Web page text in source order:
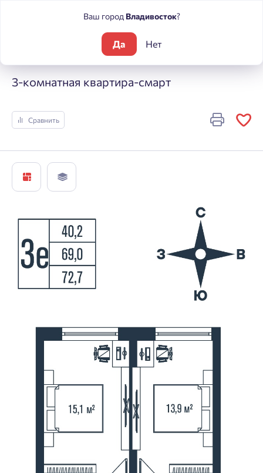
Футурист
3-комнатная квартира-смарт
Сравнить
Ваш город Владивосток?
Да Нет